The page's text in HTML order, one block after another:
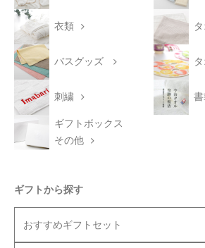
衣類
バスグッズ
刺繍
ギフトボックス
その他
ギフトから探す
おすすめギフトセット